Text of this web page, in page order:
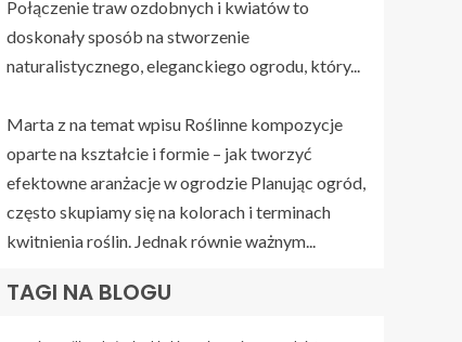
Połączenie traw ozdobnych i kwiatów to
doskonały sposób na stworzenie
naturalistycznego, eleganckiego ogrodu, który...
Marta z na temat wpisu Roślinne kompozycje
oparte na kształcie i formie – jak tworzyć
efektowne aranżacje w ogrodzie Planując ogród,
często skupiamy się na kolorach i terminach
kwitnienia roślin. Jednak równie ważnym...
TAGI NA BLOGU